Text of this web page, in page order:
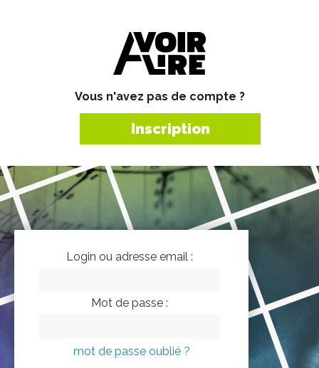
Vous n'avez pas de compte ?
Inscription
Login ou adresse email :
Mot de passe :
mot de passe oublié ?